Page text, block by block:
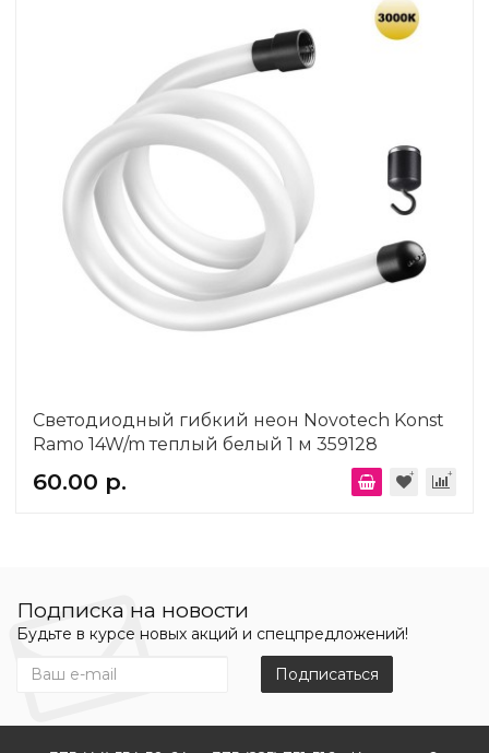
Светодиодный гибкий неон Novotech Konst
Ramo 14W/m теплый белый 1 м 359128
60.00 р.
Подписка на новости
Будьте в курсе новых акций и спецпредложений!
Подписаться